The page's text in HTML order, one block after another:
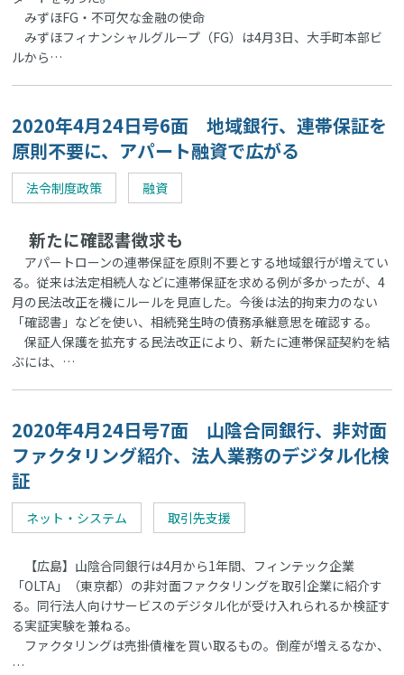
みずほFG・不可欠な金融の使命
みずほフィナンシャルグループ（FG）は4月3日、大手町本部ビ
ルから…
2020年4月24日号6面 地域銀行、連帯保証を
原則不要に、アパート融資で広がる
法令制度政策 融資
新たに確認書徴求も
アパートローンの連帯保証を原則不要とする地域銀行が増えてい
る。従来は法定相続人などに連帯保証を求める例が多かったが、4
月の民法改正を機にルールを見直した。今後は法的拘束力のない
「確認書」などを使い、相続発生時の債務承継意思を確認する。
保証人保護を拡充する民法改正により、新たに連帯保証契約を結
ぶには、…
2020年4月24日号7面 山陰合同銀行、非対面
ファクタリング紹介、法人業務のデジタル化検
証
ネット・システム 取引先支援
【広島】山陰合同銀行は4月から1年間、フィンテック企業
「OLTA」（東京都）の非対面ファクタリングを取引企業に紹介す
る。同行法人向けサービスのデジタル化が受け入れられるか検証す
る実証実験を兼ねる。
ファクタリングは売掛債権を買い取るもの。倒産が増えるなか、
…